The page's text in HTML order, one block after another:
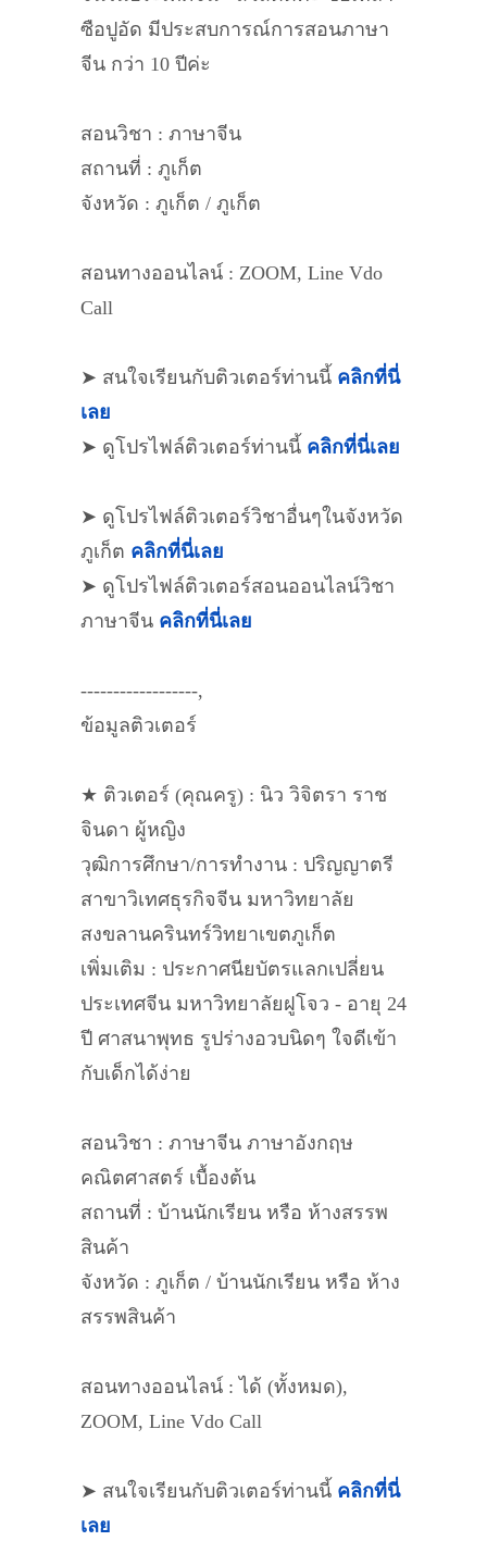
ซือปูอัด มีประสบการณ์การสอนภาษา
จีน กว่า 10 ปีค่ะ
สอนวิชา : ภาษาจีน
สถานที่ : ภูเก็ต
จังหวัด : ภูเก็ต / ภูเก็ต
สอนทางออนไลน์ : ZOOM, Line Vdo
Call
➤ สนใจเรียนกับติวเตอร์ท่านนี้ คลิกที่นี่
เลย
➤ ดูโปรไฟล์ติวเตอร์ท่านนี้ คลิกที่นี่เลย
➤ ดูโปรไฟล์ติวเตอร์วิชาอื่นๆในจังหวัด
ภูเก็ต คลิกที่นี่เลย
➤ ดูโปรไฟล์ติวเตอร์สอนออนไลน์วิชา
ภาษาจีน คลิกที่นี่เลย
------------------,
ข้อมูลติวเตอร์
★ ติวเตอร์ (คุณครู) : นิว วิจิตรา ราช
จินดา ผู้หญิง
วุฒิการศึกษา/การทำงาน : ปริญญาตรี
สาขาวิเทศธุรกิจจีน มหาวิทยาลัย
สงขลานครินทร์วิทยาเขตภูเก็ต
เพิ่มเติม : ประกาศนียบัตรแลกเปลี่ยน
ประเทศจีน มหาวิทยาลัยฝูโจว - อายุ 24
ปี ศาสนาพุทธ รูปร่างอวบนิดๆ ใจดีเข้า
กับเด็กได้ง่าย
สอนวิชา : ภาษาจีน ภาษาอังกฤษ
คณิตศาสตร์ เบื้องต้น
สถานที่ : บ้านนักเรียน หรือ ห้างสรรพ
สินค้า
จังหวัด : ภูเก็ต / บ้านนักเรียน หรือ ห้าง
สรรพสินค้า
สอนทางออนไลน์ : ได้ (ทั้งหมด),
ZOOM, Line Vdo Call
➤ สนใจเรียนกับติวเตอร์ท่านนี้ คลิกที่นี่
เลย